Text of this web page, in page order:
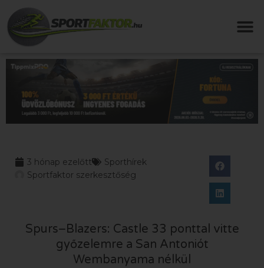
3 hónap ezelőtt
Sporthírek
Sportfaktor szerkesztőség
Spurs–Blazers: Castle 33 ponttal vitte
győzelemre a San Antoniót
Wembanyama nélkül